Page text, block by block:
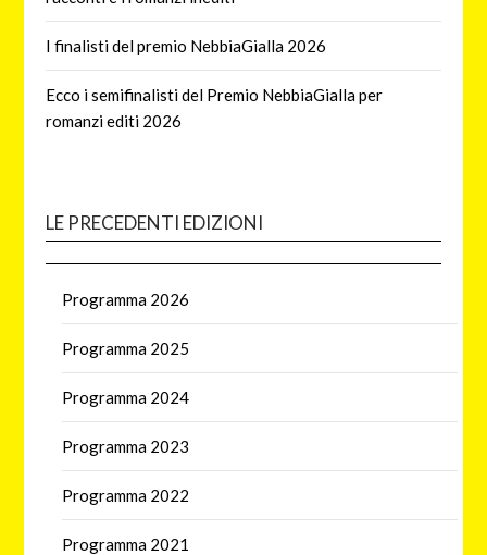
I finalisti del premio NebbiaGialla 2026
Ecco i semifinalisti del Premio NebbiaGialla per
romanzi editi 2026
LE PRECEDENTI EDIZIONI
Programma 2026
Programma 2025
Programma 2024
Programma 2023
Programma 2022
Programma 2021